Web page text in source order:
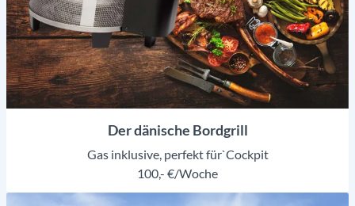
Der dänische Bordgrill
Gas inklusive, perfekt für`Cockpit
100,- €/Woche